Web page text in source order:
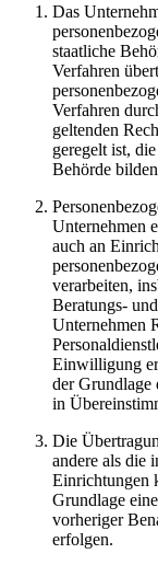
Das
staatliche
Verfahren
Verfahren
geltenden
geregelt ist,
Behörde
Unternehmen
auch an
verarbeiten,
Beratungs-
Unternehmen
Einwilligung
der Grundlage
in
Die
andere als die
Einrichtungen
Grundlage
vorheriger
erfolgen.